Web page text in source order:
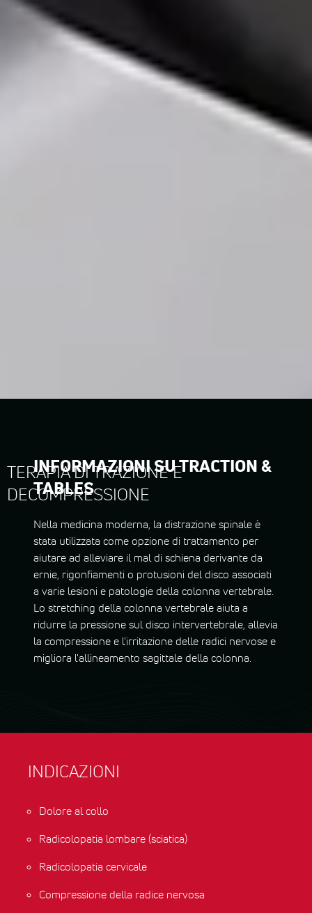
TERAPIA DI TRAZIONE E
DECOMPRESSIONE
INFORMAZIONI SU TRACTION &
TABLES
Nella medicina moderna, la distrazione spinale è
stata utilizzata come opzione di trattamento per
aiutare ad alleviare il mal di schiena derivante da
ernie, rigonfiamenti o protusioni del disco associati
a varie lesioni e patologie della colonna vertebrale.
Lo stretching della colonna vertebrale aiuta a
ridurre la pressione sul disco intervertebrale, allevia
la compressione e l'irritazione delle radici nervose e
migliora l'allineamento sagittale della colonna.
INDICAZIONI
Dolore al collo
Radicolopatia lombare (sciatica)
Radicolopatia cervicale
Compressione della radice nervosa